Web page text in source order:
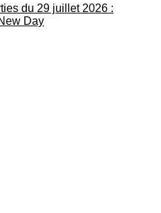
du 29 juillet 2026 :
Day